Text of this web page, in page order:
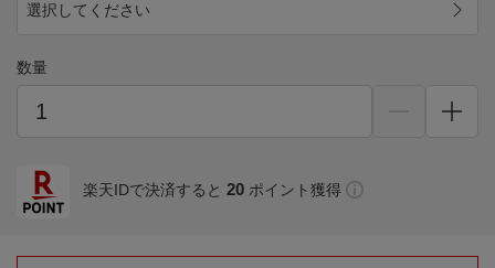
選択してください
数量
楽天IDで決済すると 20 ポイント獲得